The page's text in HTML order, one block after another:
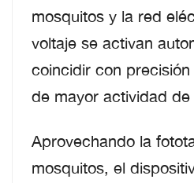
mosquitos y la red
voltaje se activan
coincidir con
de mayor actividad de
Aprovechando la
mosquitos, el